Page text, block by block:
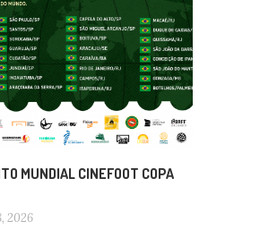
MUNDIAL CINEFOOT COPA
2026